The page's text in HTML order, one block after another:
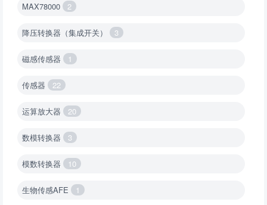
MAX78000 2
降压转换器（集成开关） 3
磁感传感器 1
传感器 22
运算放大器 20
数模转换器 3
模数转换器 10
生物传感AFE 1